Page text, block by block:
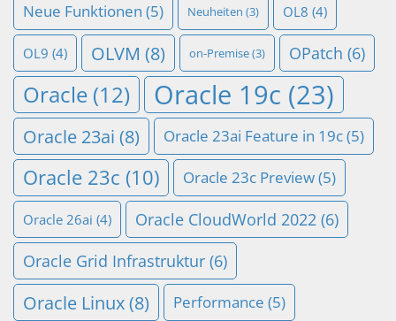
Neue Funktionen (5) Neuheiten (3) OL8 (4)
OL9 (4) OLVM (8) on-Premise(3) OPatch (6)
Oracle (12) Oracle 19c (23)
Oracle 23ai (8) Oracle 23ai Feature in 19c(5)
Oracle 23c (10) Oracle 23c Preview(5)
Oracle 26ai (4) Oracle CloudWorld 2022 (6)
Oracle Grid Infrastruktur (6)
Oracle Linux(8) Performance (5)